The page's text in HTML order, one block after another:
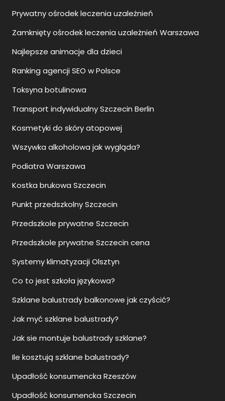
Prywatny ośrodek leczenia uzależnień
Zamknięty ośrodek leczenia uzależnień Warszawa
Najlepsze animacje dla dzieci
Ranking agencji SEO w Polsce
Toksyna botulinowa
Transport indywidualny Szczecin Berlin
Kosmetyki do skóry atopowej
Wszywka alkoholowa jak wygląda?
Podiatra Warszawa
Kostka brukowa Szczecin
Punkt przedszkolny Szczecin
Przedszkole prywatne Szczecin
Przedszkole prywatne Szczecin cena
Systemy klimatyzacji Olsztyn
Co to jest szkoła językowa?
Szklane balustrady balkonowe jak czyścić?
Jak myć szklane balustrady?
Jak sie montuje balustrady szklane?
Ile kosztują szklane balustrady?
Upadłość konsumencka Rzeszów
Upadłość konsumencka Szczecin